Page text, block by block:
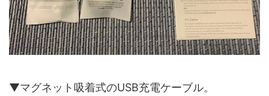
▼マグネット吸着式のUSB充電ケーブル。